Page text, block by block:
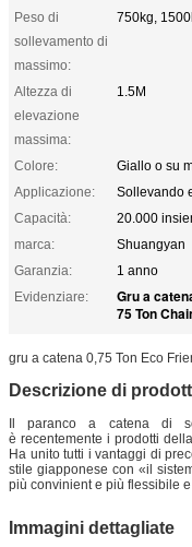
Peso di
sollevamento di
massimo:
750kg,
Altezza di
elevazione
massima:
1.5M
Colore:
Giallo o su
Applicazione:
Sollevando
Capacità:
20.000
marca:
Shuangyan
Garanzia:
1 anno
Evidenziare:
Gru a
75 Ton
gru a catena 0,75 Ton Eco
Descrizione di
Il paranco a catena di
è recentemente i prodotti
Ha unito tutti i vantaggi di
stile giapponese con «il
più convinient e più flessibile
Immagini dettagliate